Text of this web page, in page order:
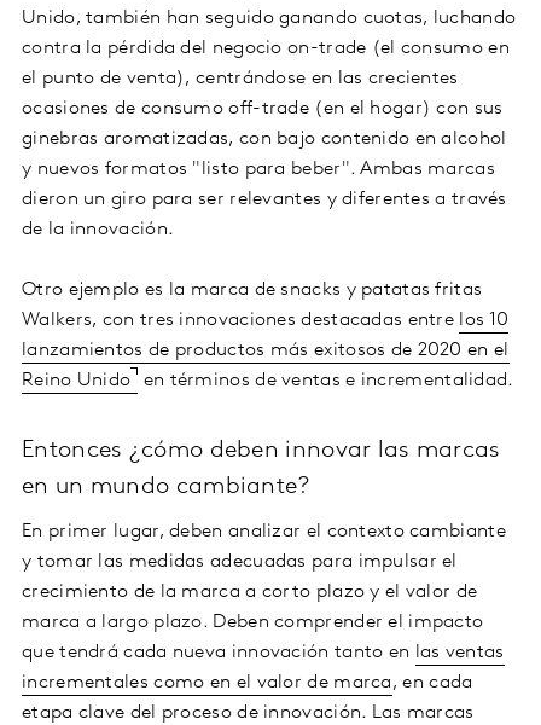
Unido, también han seguido ganando cuotas, luchando
contra la pérdida del negocio on-trade (el consumo en
el punto de venta), centrándose en las crecientes
ocasiones de consumo off-trade (en el hogar) con sus
ginebras aromatizadas, con bajo contenido en alcohol
y nuevos formatos "listo para beber". Ambas marcas
dieron un giro para ser relevantes y diferentes a través
de la innovación.
Otro ejemplo es la marca de snacks y patatas fritas
Walkers, con tres innovaciones destacadas entre los 10
lanzamientos de productos más exitosos de 2020 en el
Reino Unido
en términos de ventas e incrementalidad.
Entonces ¿cómo deben innovar las marcas
en un mundo cambiante?
En primer lugar, deben analizar el contexto cambiante
y tomar las medidas adecuadas para impulsar el
crecimiento de la marca a corto plazo y el valor de
marca a largo plazo. Deben comprender el impacto
que tendrá cada nueva innovación tanto en las ventas
incrementales como en el valor de marca, en cada
etapa clave del proceso de innovación. Las marcas